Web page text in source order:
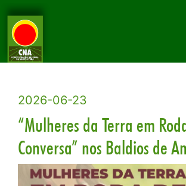
2026-06-23
“Mulheres da Terra em
Conversa” nos Baldios de